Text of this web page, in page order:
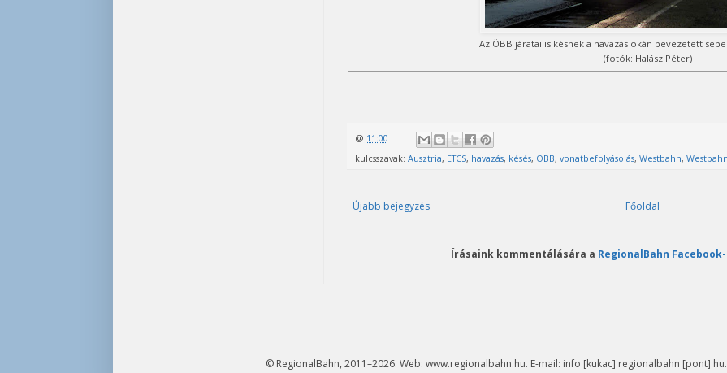
Az ÖBB járatai is késnek a havazás okán bevezetett
(fotók: Halász Péter)
@ 11:00
kulcsszavak: Ausztria, ETCS, havazás, késés, ÖBB, vonatbefolyásolás, Westbahn,
Újabb bejegyzés Főoldal
Írásaink kommentálására a RegionalBahn
© RegionalBahn, 2011–2026. Web: www.regionalbahn.hu. E-mail: info [kukac] regionalbahn [pont]